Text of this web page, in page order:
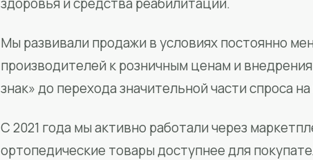
Мы развивали продажи в условиях постоянно
производителей к розничным ценам и
знак» до перехода значительной части спроса
С 2021 года мы активно работали через
ортопедические товары доступнее для